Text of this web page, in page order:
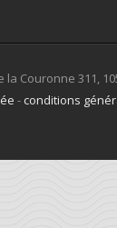
Couronne 311,
- conditions